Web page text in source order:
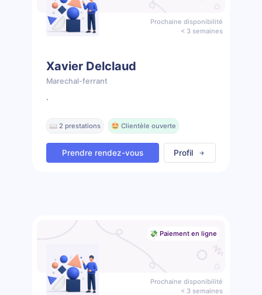
Prochaine disponibilité
< 3 semaines
Xavier Delclaud
Marechal-ferrant
.
📖 2 prestations 🤩 Clientèle ouverte
Prendre rendez-vous Profil
💸 Paiement en ligne
Prochaine disponibilité
< 3 semaines